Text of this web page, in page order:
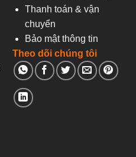
Thanh toán & vận
chuyển
Bảo mật thông tin
Theo dõi chúng tôi